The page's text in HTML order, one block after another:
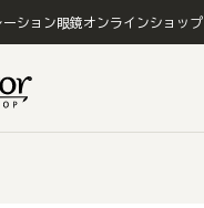
ション眼鏡オンラインショップ